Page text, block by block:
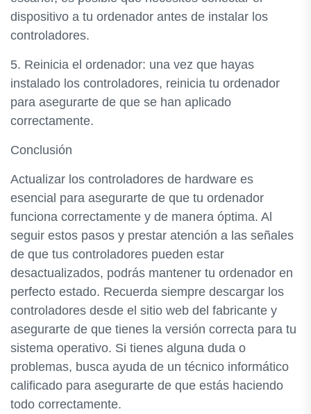
dispositivo a tu ordenador antes de instalar los
controladores.
5. Reinicia el ordenador: una vez que hayas
instalado los controladores, reinicia tu ordenador
para asegurarte de que se han aplicado
correctamente.
Conclusión
Actualizar los controladores de hardware es
esencial para asegurarte de que tu ordenador
funciona correctamente y de manera óptima. Al
seguir estos pasos y prestar atención a las señales
de que tus controladores pueden estar
desactualizados, podrás mantener tu ordenador en
perfecto estado. Recuerda siempre descargar los
controladores desde el sitio web del fabricante y
asegurarte de que tienes la versión correcta para tu
sistema operativo. Si tienes alguna duda o
problemas, busca ayuda de un técnico informático
calificado para asegurarte de que estás haciendo
todo correctamente.